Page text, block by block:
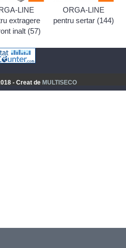
LINE
extragere
inalt (57)
ORGA-LINE
pentru sertar (144)
- Creat de MULTISECO